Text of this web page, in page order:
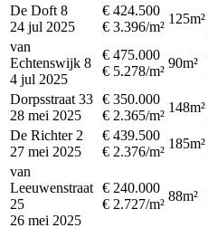
De Doft 8
24 jul 2025
€ 424.500
€ 3.396/m²
125m²
van
Echtenswijk 8
4 jul 2025
€ 475.000
€ 5.278/m²
90m²
Dorpsstraat 33
28 mei 2025
€ 350.000
€ 2.365/m²
148m²
De Richter 2
27 mei 2025
€ 439.500
€ 2.376/m²
185m²
van
Leeuwenstraat
25
26 mei 2025
€ 240.000
€ 2.727/m²
88m²